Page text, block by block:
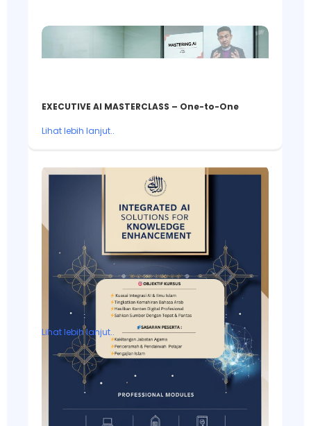
Free AI SIM Chatbot Webinar for Educators
Lihat lebih lanjut..
EXECUTIVE AI MASTERCLASS – One-to-One
Lihat lebih lanjut..